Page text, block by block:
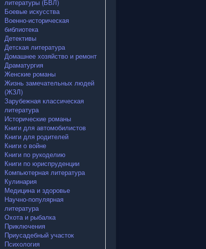
литературы (БВЛ)
Боевые искусства
Военно-историческая
библиотека
Детективы
Детская литература
Домашнее хозяйство и ремонт
Драматургия
Женские романы
Жизнь замечательных людей
(ЖЗЛ)
Зарубежная классическая
литература
Исторические романы
Книги для автомобилистов
Книги для родителей
Книги о войне
Книги по рукоделию
Книги по юриспруденции
Компьютерная литература
Кулинария
Медицина и здоровье
Научно-популярная
литература
Охота и рыбалка
Приключения
Приусадебный участок
Психология